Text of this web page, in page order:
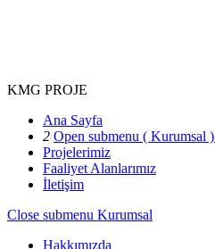
KMG PROJE
Ana Sayfa
2 Open submenu ( Kurumsal )
Projelerimiz
Faaliyet Alanlarımız
İletişim
Close submenu Kurumsal
Hakkımızda